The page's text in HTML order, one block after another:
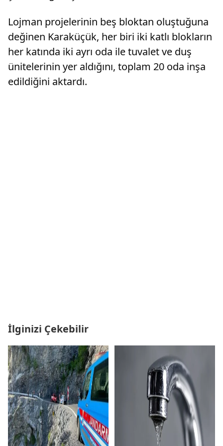
Lojman projelerinin beş bloktan oluştuğuna
değinen Karaküçük, her biri iki katlı blokların
her katında iki ayrı oda ile tuvalet ve duş
ünitelerinin yer aldığını, toplam 20 oda inşa
edildiğini aktardı.
İlginizi Çekebilir